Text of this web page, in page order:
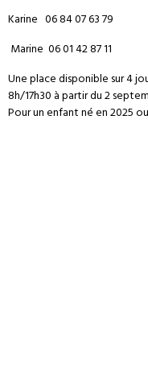
Karine 06 84 07 63 79
Marine 06 01 42 87 11
Une place disponible sur 4
8h/17h30 à partir du 2
Pour un enfant né en 2025